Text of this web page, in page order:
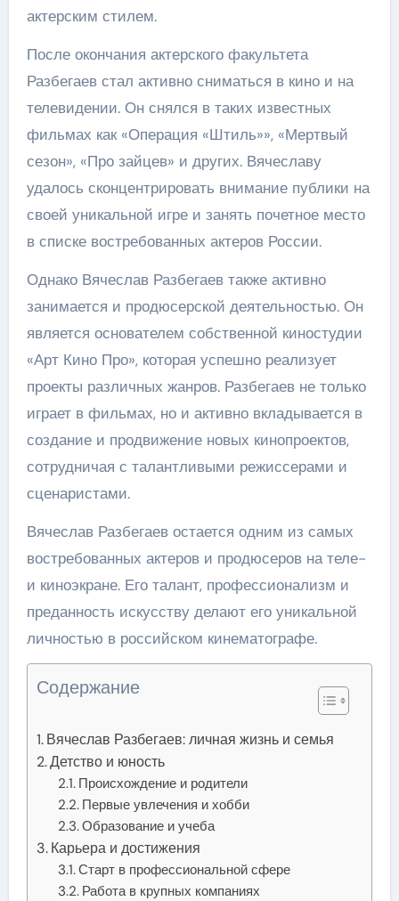
актерским стилем.
После окончания актерского факультета
Разбегаев стал активно сниматься в кино и на
телевидении. Он снялся в таких известных
фильмах как «Операция «Штиль»», «Мертвый
сезон», «Про зайцев» и других. Вячеславу
удалось сконцентрировать внимание публики на
своей уникальной игре и занять почетное место
в списке востребованных актеров России.
Однако Вячеслав Разбегаев также активно
занимается и продюсерской деятельностью. Он
является основателем собственной киностудии
«Арт Кино Про», которая успешно реализует
проекты различных жанров. Разбегаев не только
играет в фильмах, но и активно вкладывается в
создание и продвижение новых кинопроектов,
сотрудничая с талантливыми режиссерами и
сценаристами.
Вячеслав Разбегаев остается одним из самых
востребованных актеров и продюсеров на теле-
и киноэкране. Его талант, профессионализм и
преданность искусству делают его уникальной
личностью в российском кинематографе.
Содержание
Вячеслав Разбегаев: личная жизнь и семья
Детство и юность
Происхождение и родители
Первые увлечения и хобби
Образование и учеба
Карьера и достижения
Старт в профессиональной сфере
Работа в крупных компаниях